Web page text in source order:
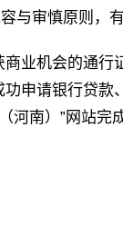
与审慎原则，
业机会的通
申请银行贷
河南）”网站